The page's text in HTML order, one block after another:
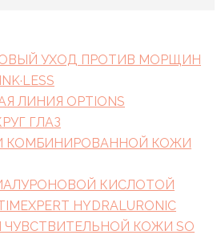
УХОД ПРОТИВ МОРЩИН
ЛИНИЯ OPTIONS
ГЛАЗ
КОМБИНИРОВАННОЙ КОЖИ
КИСЛОТОЙ
HYDRALURONIC
ЧУВСТВИТЕЛЬНОЙ КОЖИ SO